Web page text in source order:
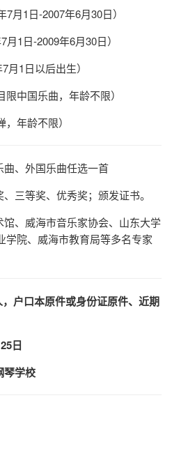
月1日-2007年6月30日）
1日-2009年6月30日）
月1日以后出生）
中国乐曲，年龄不限）
年龄不限）
、外国乐曲任选一首
三等奖、优秀奖；颁发证书。
、威海市音乐家协会、山东大学
学院、威海市教育局等多名专家
户口本原件或身份证原件、近期
日
琴学校